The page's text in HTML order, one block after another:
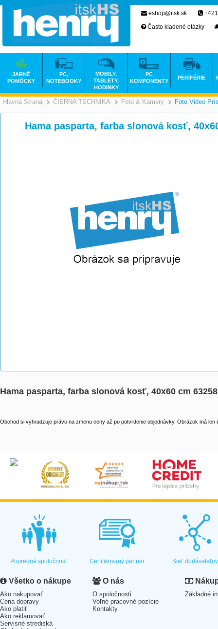
Hlavná Strana >
ČIERNA TECHNIKA >
Foto & Kamery Foto Video
Hama pasparta, farba slonová kosť,
Hama pasparta, farba slonová kosť, 40x60 cm 63258
Obchod si vyhradzuje právo na zmenu ceny až po potvrdenie objednávky. Obrázok má len
eshop@itsk.sk
Často kladené otázky
JARNÉ
POMÔCKY
PC,
NOTEBOOKY
MOBILY,
TABLETY,
HODINKY
PC
KOMPONENTY
PERIFÉRIE
Popredná spoločnosť Certifikovaný partner Sieť dodávateľov
Všetko o nákupe
Ako nakupovať
Cena dopravy
Ako platiť
Ako reklamovať
Servisné strediská
O nás
O spoločnosti
Voľné pracovné pozície
Kontakty
Základné